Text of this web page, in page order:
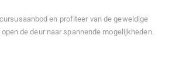
en profiteer van de geweldige
de deur naar spannende mogelijkheden.